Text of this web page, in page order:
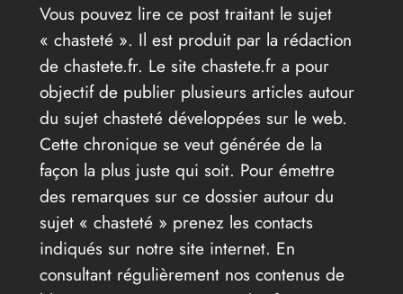
Vous pouvez lire ce post traitant le sujet
« chasteté ». Il est produit par la rédaction
de chastete.fr. Le site chastete.fr a pour
objectif de publier plusieurs articles autour
du sujet chasteté développées sur le web.
Cette chronique se veut générée de la
façon la plus juste qui soit. Pour émettre
des remarques sur ce dossier autour du
sujet « chasteté » prenez les contacts
indiqués sur notre site internet. En
consultant régulièrement nos contenus de